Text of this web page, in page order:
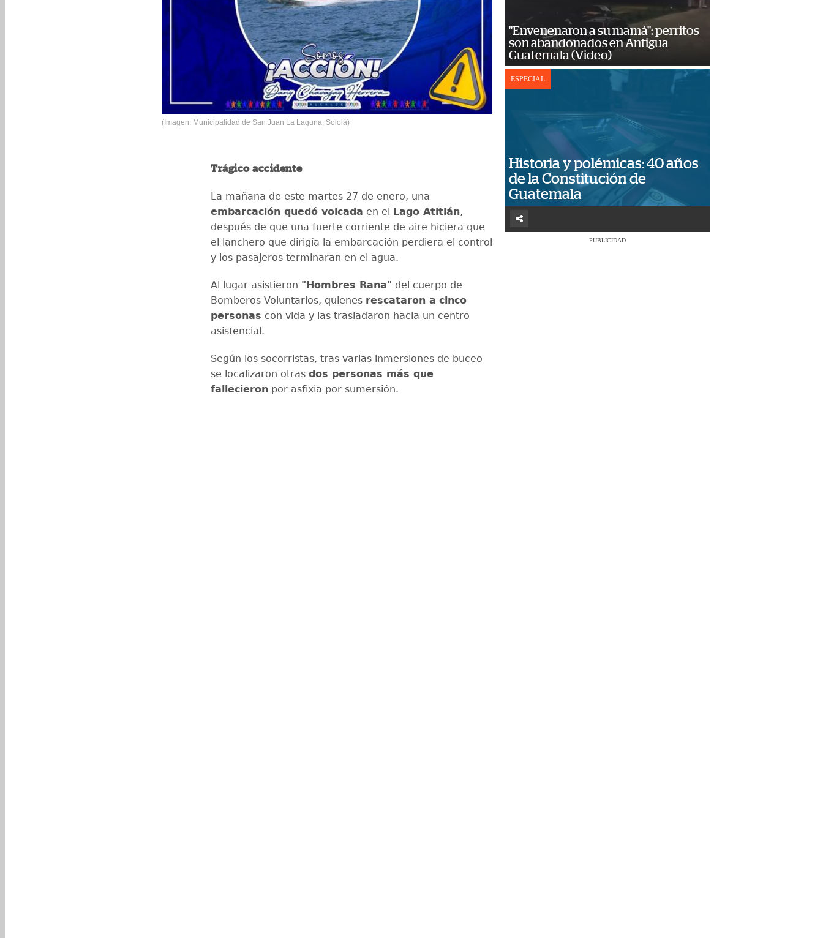
(Imagen: Municipalidad de San Juan La Laguna, Sololá)
Trágico accidente
La mañana de este martes 27 de enero, una
embarcación quedó volcada en el Lago Atitlán,
después de que una fuerte corriente de aire hiciera que
el lanchero que dirigía la embarcación perdiera el control
y los pasajeros terminaran en el agua.
Al lugar asistieron "Hombres Rana" del cuerpo de
Bomberos Voluntarios, quienes rescataron a cinco
personas con vida y las trasladaron hacia un centro
asistencial.
Según los socorristas, tras varias inmersiones de buceo
se localizaron otras dos personas más que
fallecieron por asfixia por sumersión.
"Envenenaron a su mamá": perritos
son abandonados en Antigua
Guatemala (Video)
ESPECIAL
Historia y polémicas: 40 años
de la Constitución de
Guatemala
PUBLICIDAD